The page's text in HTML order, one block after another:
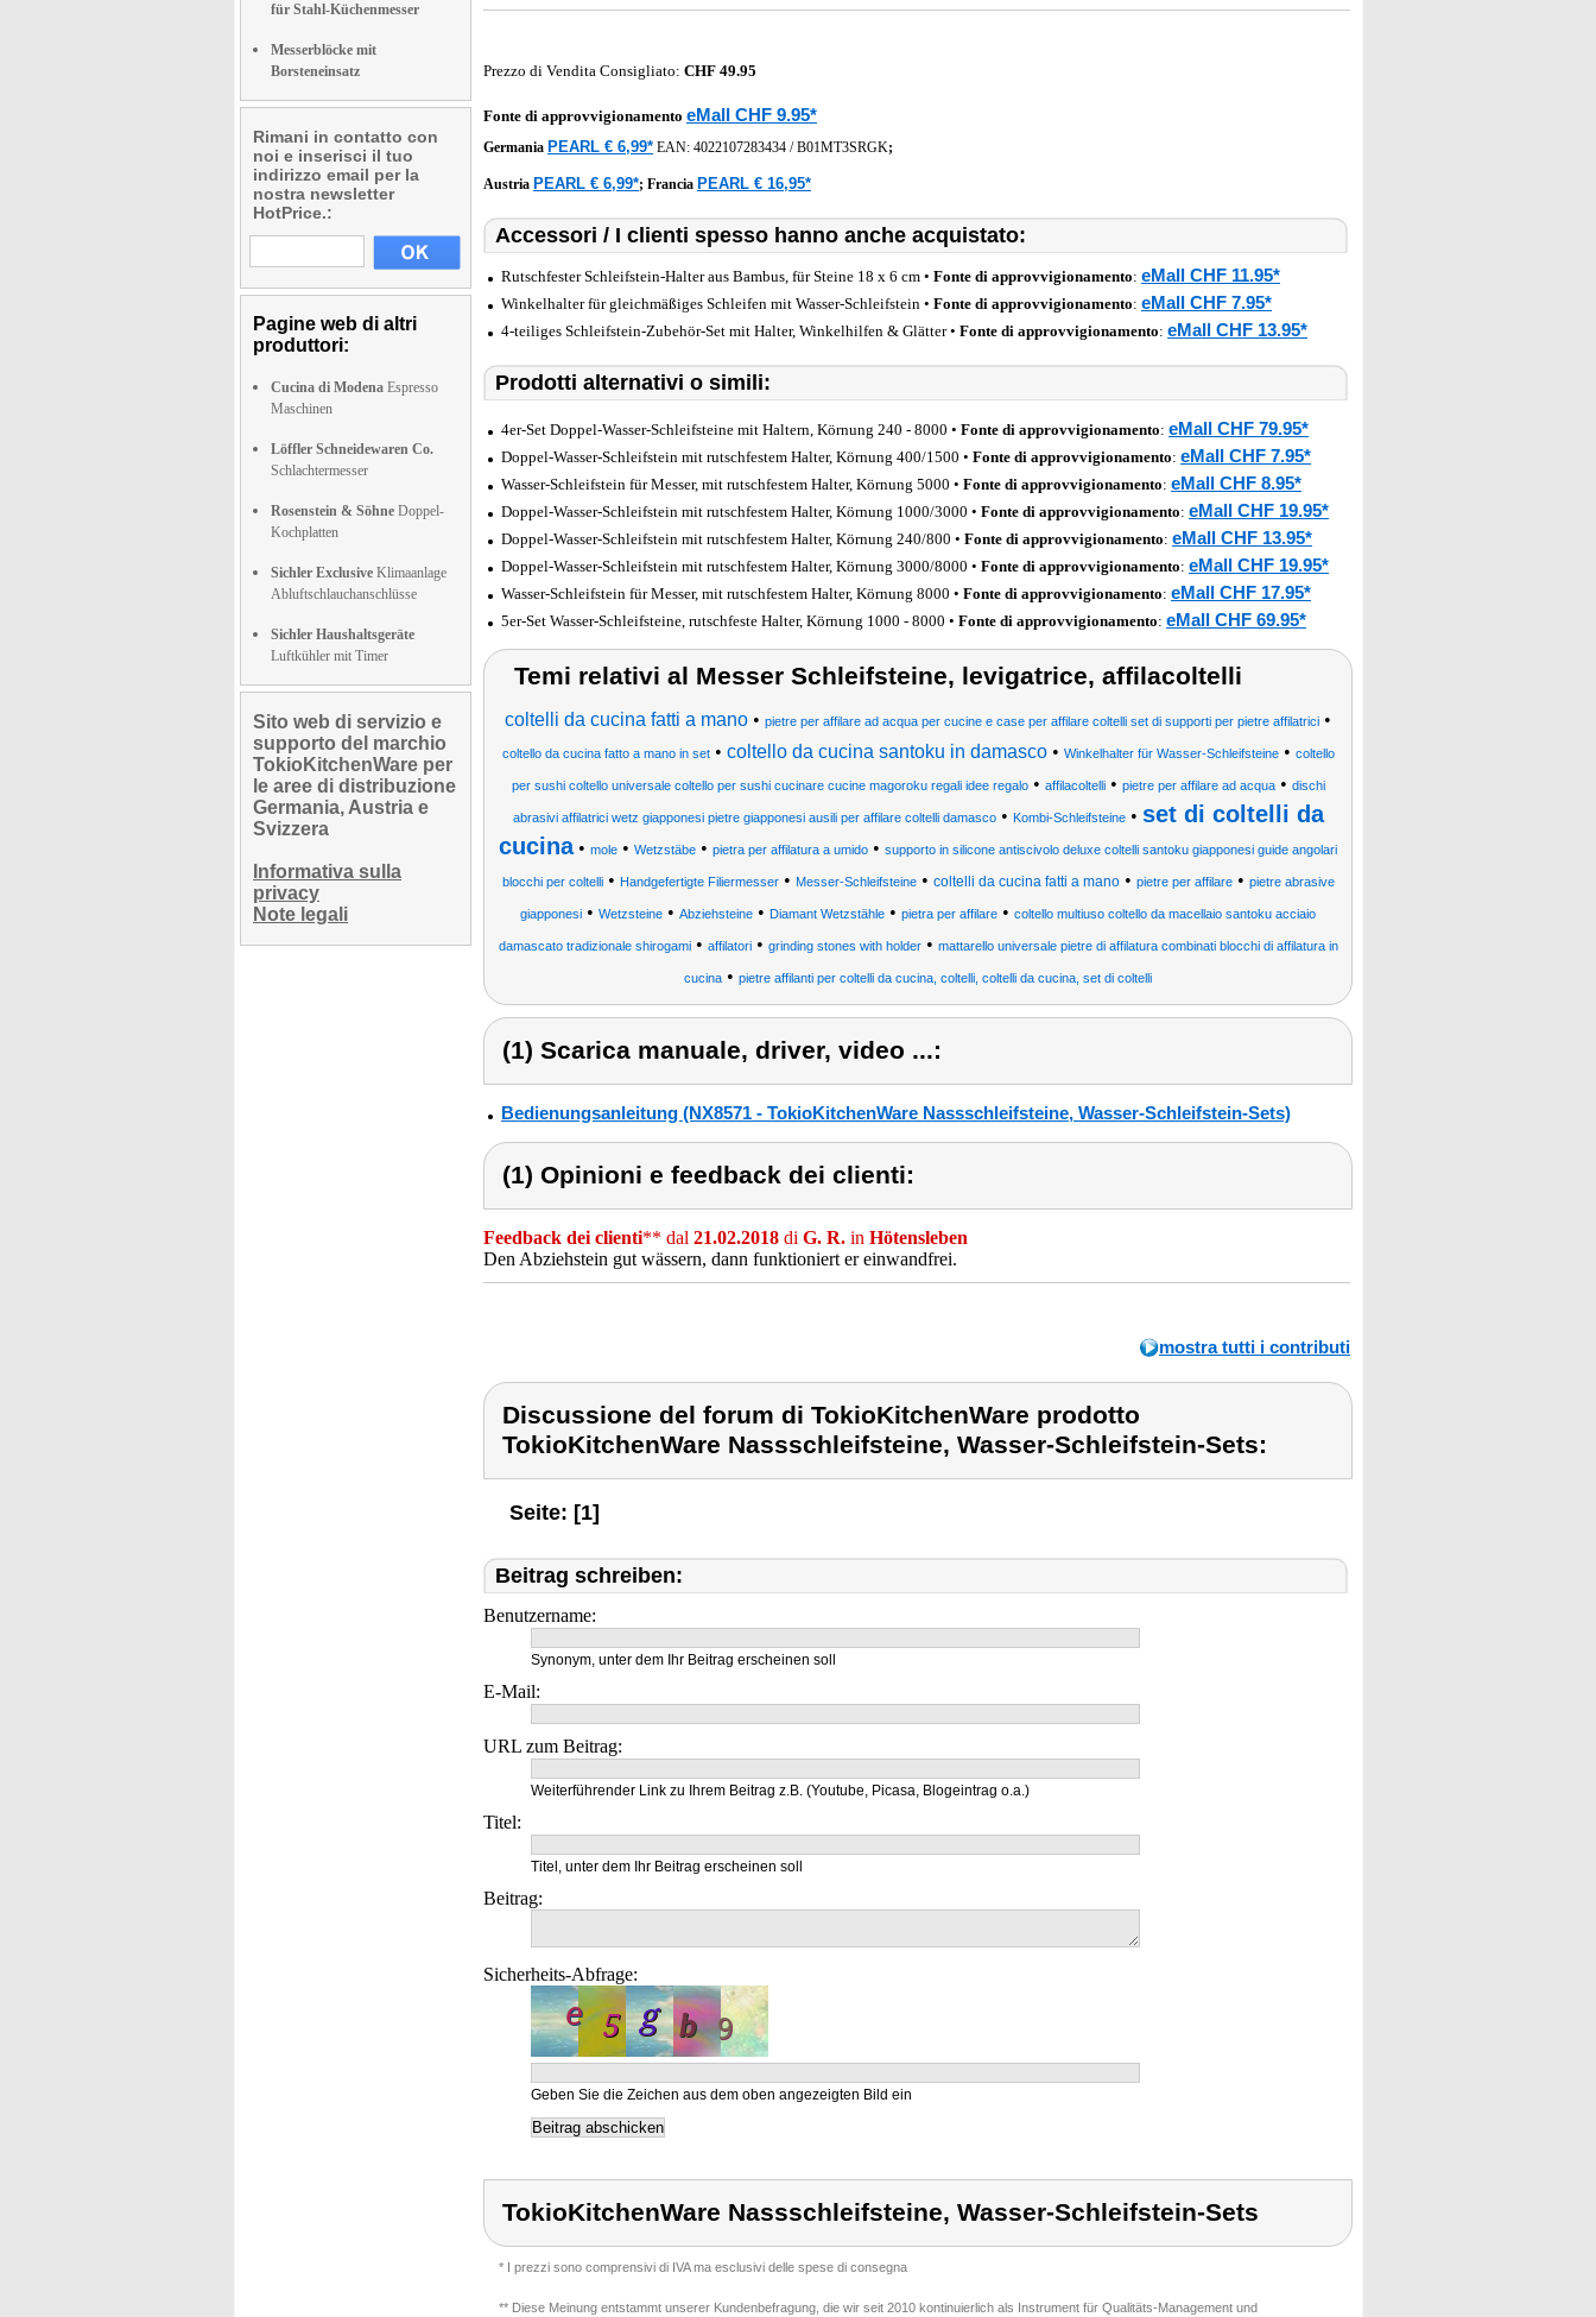
für Stahl-Küchenmesser
Messerblöcke mit
Borsteneinsatz
Rimani in contatto con
noi e inserisci il tuo
indirizzo email per la
nostra newsletter
HotPrice.:
Pagine web di altri
produttori:
Cucina di Modena Espresso
Maschinen
Löffler Schneidewaren Co.
Schlachtermesser
Rosenstein & Söhne Doppel-
Kochplatten
Sichler Exclusive Klimaanlage
Abluftschlauchanschlüsse
Sichler Haushaltsgeräte
Luftkühler mit Timer
Sito web di servizio e
supporto del marchio
TokioKitchenWare per
le aree di distribuzione
Germania, Austria e
Svizzera
Informativa sulla
privacy
Note legali
Prezzo di Vendita Consigliato: CHF 49.95
Fonte di approvvigionamento eMall CHF 9.95*
Germania PEARL € 6,99* EAN: 4022107283434 /B01MT3SRGK;
Austria PEARL € 6,99*; Francia PEARL € 16,95*
Accessori / I clienti spesso hanno anche acquistato:
Rutschfester Schleifstein-Halter aus Bambus, für Steine 18 x 6 cm • Fonte di approvvigionamento: eMall CHF 11.95*
Winkelhalter für gleichmäßiges Schleifen mit Wasser-Schleifstein • Fonte di approvvigionamento: eMall CHF 7.95*
4-teiliges Schleifstein-Zubehör-Set mit Halter, Winkelhilfen & Glätter • Fonte di approvvigionamento: eMall CHF 13.95*
Prodotti alternativi o simili:
4er-Set Doppel-Wasser-Schleifsteine mit Haltern, Körnung 240 - 8000 • Fonte di approvvigionamento: eMall CHF 79.95*
Doppel-Wasser-Schleifstein mit rutschfestem Halter, Körnung 400/1500 • Fonte di approvvigionamento: eMall CHF 7.95*
Wasser-Schleifstein für Messer, mit rutschfestem Halter, Körnung 5000 • Fonte di approvvigionamento: eMall CHF 8.95*
Doppel-Wasser-Schleifstein mit rutschfestem Halter, Körnung 1000/3000 • Fonte di approvvigionamento: eMall CHF 19.95*
Doppel-Wasser-Schleifstein mit rutschfestem Halter, Körnung 240/800 • Fonte di approvvigionamento: eMall CHF 13.95*
Doppel-Wasser-Schleifstein mit rutschfestem Halter, Körnung 3000/8000 • Fonte di approvvigionamento: eMall CHF 19.95*
Wasser-Schleifstein für Messer, mit rutschfestem Halter, Körnung 8000 • Fonte di approvvigionamento: eMall CHF 17.95*
5er-Set Wasser-Schleifsteine, rutschfeste Halter, Körnung 1000 - 8000 • Fonte di approvvigionamento: eMall CHF 69.95*
Temi relativi al Messer Schleifsteine, levigatrice, affilacoltelli
coltelli da cucina fatti a mano • pietre per affilare ad acqua per cucine e case per affilare coltelli set di supporti per pietre affilatrici •
coltello da cucina fatto a mano in set• coltello da cucina santoku in damasco• Winkelhalter für Wasser-Schleifsteine• coltello
per sushi coltello universale coltello per sushi cucinare cucine magoroku regali idee regalo• affilacoltelli• pietre per affilare ad acqua• dischi
abrasivi affilatrici wetz giapponesi pietre giapponesi ausili per affilare coltelli damasco• Kombi-Schleifsteine• set di coltelli da
cucina• mole • Wetzstäbe • pietra per affilatura a umido • supporto in silicone antiscivolo deluxe coltelli santoku giapponesi guide angolari
blocchi per coltelli• Handgefertigte Filiermesser• Messer-Schleifsteine• coltelli da cucina fatti a mano• pietre per affilare• pietre abrasive
giapponesi • Wetzsteine • Abziehsteine • Diamant Wetzstähle • pietra per affilare • coltello multiuso coltello da macellaio santoku acciaio
damascato tradizionale shirogami• affilatori• grinding stones with holder• mattarello universale pietre di affilatura combinati blocchi di affilatura in
cucina • pietre affilanti per coltelli da cucina, coltelli, coltelli da cucina, set di coltelli
(1) Scarica manuale, driver, video ...:
Bedienungsanleitung (NX8571 - TokioKitchenWare Nassschleifsteine, Wasser-Schleifstein-Sets)
(1) Opinioni e feedback dei clienti:
Feedback dei clienti** dal 21.02.2018 di G. R. in Hötensleben
Den Abziehstein gut wässern, dann funktioniert er einwandfrei.
mostra tutti i contributi
Discussione del forum di TokioKitchenWare prodotto
TokioKitchenWare Nassschleifsteine, Wasser-Schleifstein-Sets:
Seite: [1]
Beitrag schreiben:
Benutzername:
Synonym, unter dem Ihr Beitrag erscheinen soll
E-Mail:
URL zum Beitrag:
Weiterführender Link zu Ihrem Beitrag z.B. (Youtube, Picasa, Blogeintrag o.a.)
Titel:
Titel, unter dem Ihr Beitrag erscheinen soll
Beitrag:
Sicherheits-Abfrage:
Geben Sie die Zeichen aus dem oben angezeigten Bild ein
TokioKitchenWare Nassschleifsteine, Wasser-Schleifstein-Sets
* I prezzi sono comprensivi di IVA ma esclusivi delle spese di consegna
** Diese Meinung entstammt unserer Kundenbefragung, die wir seit 2010 kontinuierlich als Instrument für Qualitäts-Management und